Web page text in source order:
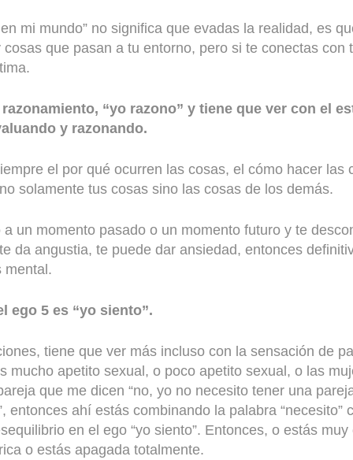
mi mundo” no significa que evadas la realidad, es
que pasan a tu entorno, pero si te conectas con
“yo razono” y tiene que ver con el
y razonando.
el por qué ocurren las cosas, el cómo hacer las
solamente tus cosas sino las cosas de los demás.
un momento pasado o un momento futuro y te
da angustia, te puede dar ansiedad, entonces
mental.
ego 5 es “yo siento”.
tiene que ver más incluso con la sensación de
mucho apetito sexual, o poco apetito sexual, o las
que me dicen “no, yo no necesito tener una
entonces ahí estás combinando la palabra “necesito”
en el ego “yo siento”. Entonces, o estás
o estás apagada totalmente.